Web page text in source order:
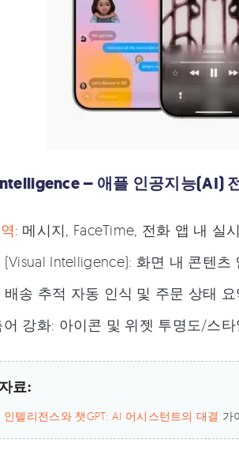
– 애플 인공지능(AI)
: 메시지, FaceTime, 전화 앱 내 실
Intelligence): 화면 내 콘텐츠
배송 추적 자동 인식 및 주문 상태 요
어 강화: 아이콘 및 위젯 투명도/스
료:
인텔리전스와 챗GPT: AI 어시스턴트의 대결 가